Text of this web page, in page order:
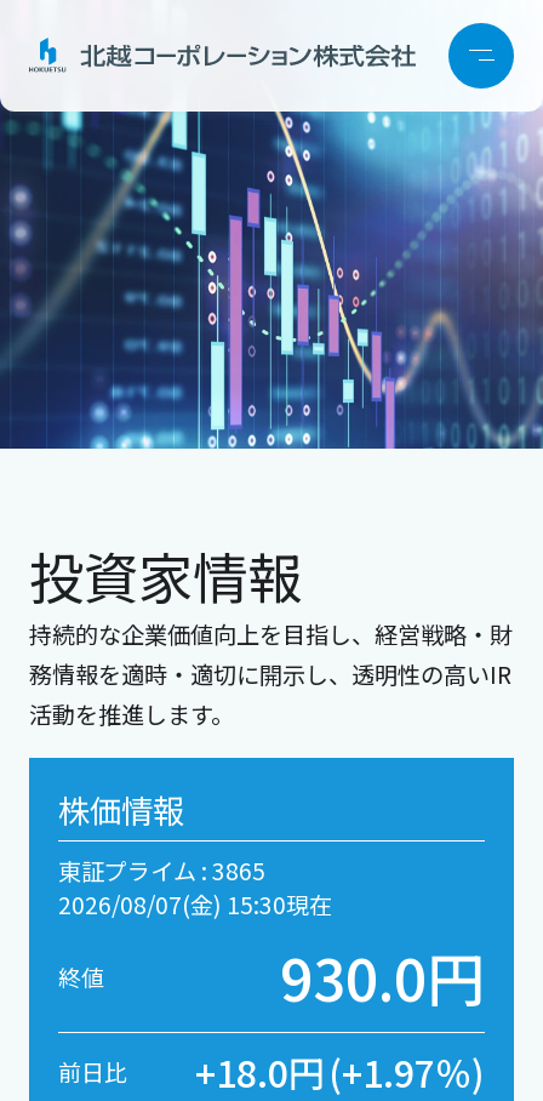
投資家情報
持続的な企業価値向上を目指し、経営戦略・財
務情報を適時・適切に開示し、透明性の高いIR
活動を推進します。
株価情報
東証プライム :3865
2026/08/07(金) 15:30現在
終値 930.0
前日比 +18.0 +1.97